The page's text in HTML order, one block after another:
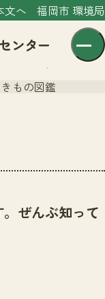
文へ 福岡市 環境局
もの図鑑
ぜんぶ知って